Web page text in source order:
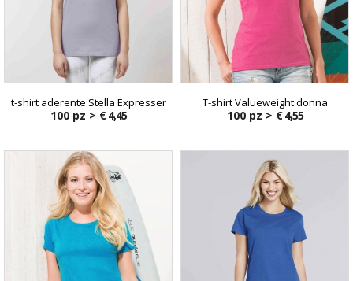
t-shirt aderente Stella Expresser
100 pz > € 4,45
T-shirt Valueweight donna
100 pz > € 4,55